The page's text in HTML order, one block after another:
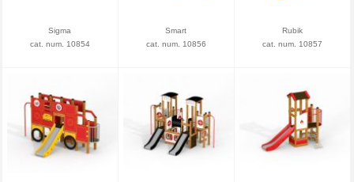
Sigma
cat. num. 10854
Smart
cat. num. 10856
Rubik
cat. num. 10857